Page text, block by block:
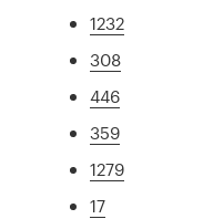
1232
308
446
359
1279
17